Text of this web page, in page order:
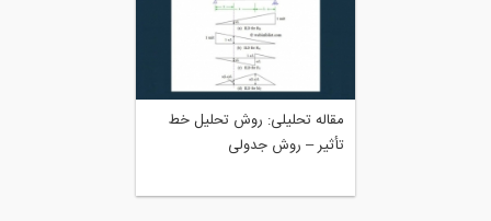
مقاله تحلیلی: روش تحلیل خط
تأثیر – روش جدولی